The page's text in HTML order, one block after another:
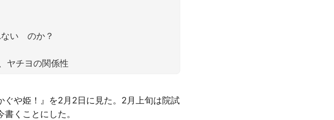
ない のか？
ヤチヨの関係性
や姫！』を2月2日に見た。2月上旬は院試
くことにした。